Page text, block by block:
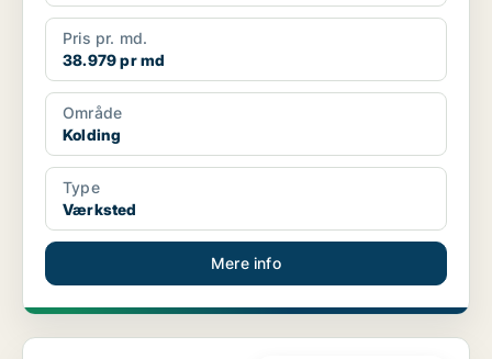
Pris pr. md.
38.979 pr md
Område
Kolding
Type
Værksted
Mere info
Værksted i Agerbæk